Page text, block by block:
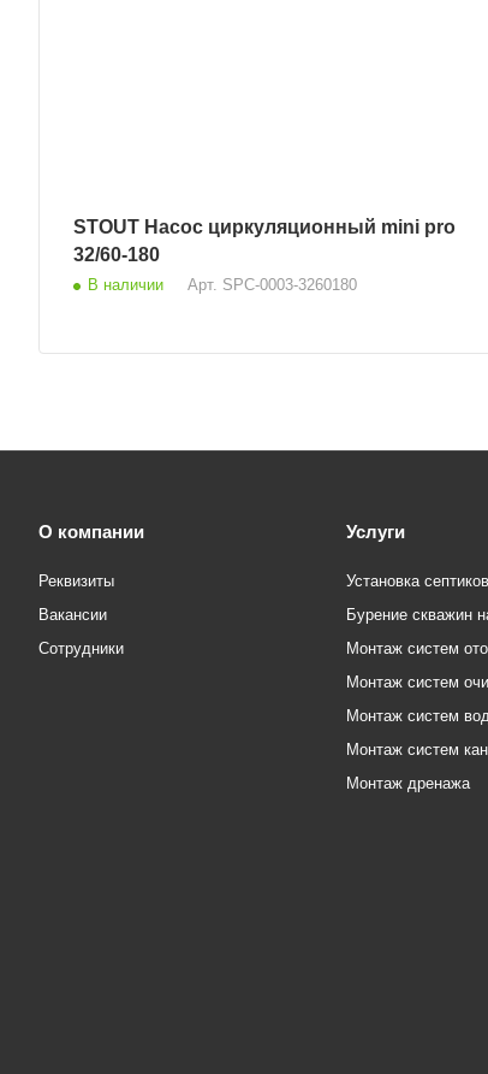
STOUT Насос циркуляционный mini pro
32/60-180
В наличии Арт. SPC-0003-3260180
О компании
Реквизиты
Вакансии
Сотрудники
Услуги
Установка септиков
Бурение скважин
Монтаж систем
Монтаж систем
Монтаж систем
Монтаж систем
Монтаж дренажа